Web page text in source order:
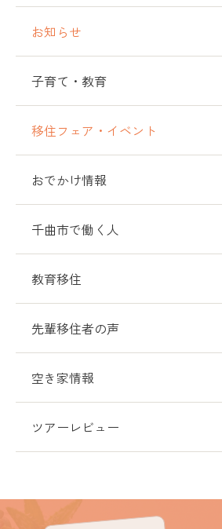
お知らせ
子育て・教育
移住フェア・イベント
おでかけ情報
千曲市で働く人
教育移住
先輩移住者の声
空き家情報
ツアーレビュー